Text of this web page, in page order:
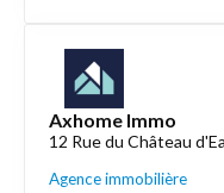
Axhome Immo
12 Rue du Château
Agence immobilière